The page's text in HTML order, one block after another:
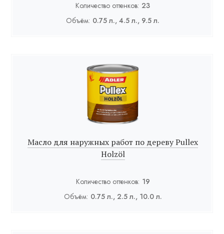
Количество оттенков: 23
Объём: 0.75 л., 4.5 л., 9.5 л.
Масло для наружных работ по дереву Pullex
Holzöl
Количество оттенков: 19
Объём: 0.75 л., 2.5 л., 10.0 л.